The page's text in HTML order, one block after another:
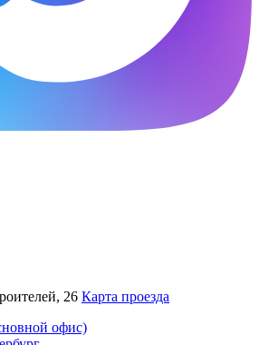
26 Карта проезда
офис)